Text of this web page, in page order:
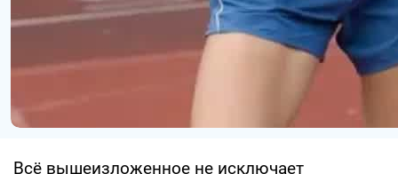
Всё вышеизложенное не исключает